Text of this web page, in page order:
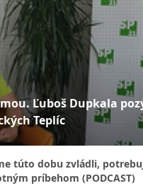
Ľuboš Dupkala
Teplíc
túto dobu zvládli,
príbehom (PODCAST)